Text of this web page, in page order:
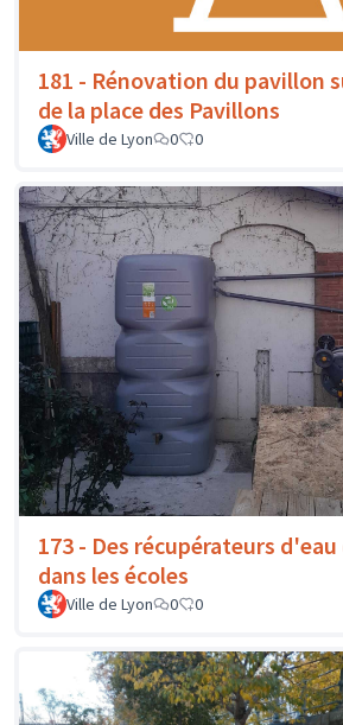
181 - Rénovation du pavillon
de la place des Pavillons
Ville de Lyon
0 0
173 - Des récupérateurs
dans les écoles
Ville de Lyon 0 0